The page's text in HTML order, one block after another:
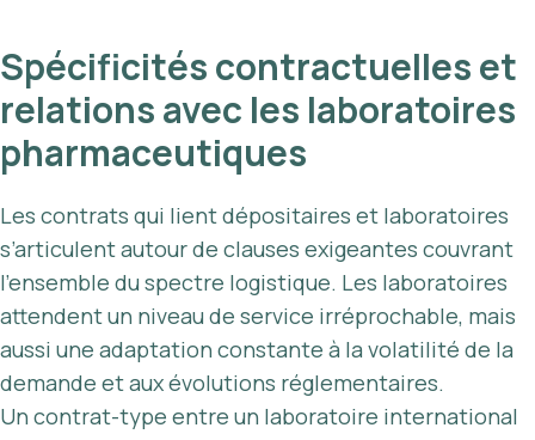
Spécificités contractuelles et
relations avec les laboratoires
pharmaceutiques
Les contrats qui lient dépositaires et laboratoires
s’articulent autour de clauses exigeantes couvrant
l’ensemble du spectre logistique. Les laboratoires
attendent un niveau de service irréprochable, mais
aussi une adaptation constante à la volatilité de la
demande et aux évolutions réglementaires.
Un contrat-type entre un laboratoire international